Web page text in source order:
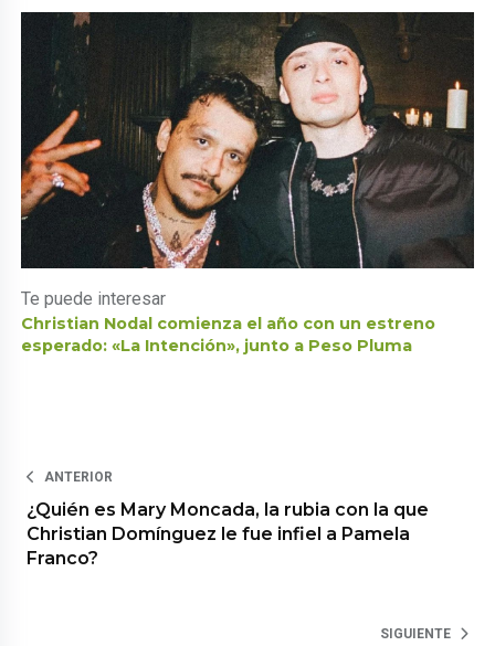
Te puede interesar
Christian Nodal comienza el año con un estreno
esperado: «La Intención», junto a Peso Pluma
ANTERIOR
¿Quién es Mary Moncada, la rubia con la que
Christian Domínguez le fue infiel a Pamela
Franco?
SIGUIENTE